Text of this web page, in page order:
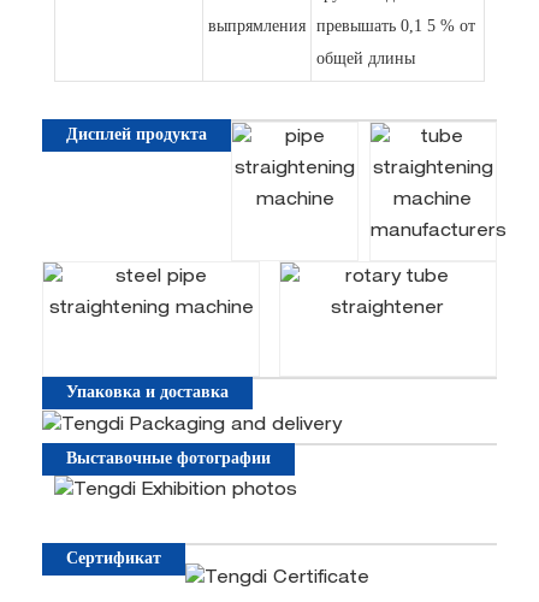
выпрямления превышать 0,1 5 % от
общей длины
Дисплей продукта
Упаковка и доставка
Выставочные фотографии
Сертификат